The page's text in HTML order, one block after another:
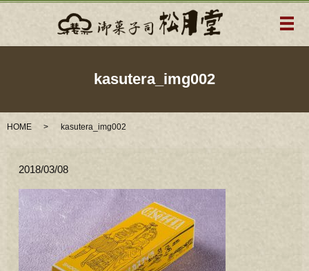
メ
kasutera_img002
HOME kasutera_img002
2018/03/08